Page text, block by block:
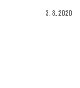
3. 8. 2020